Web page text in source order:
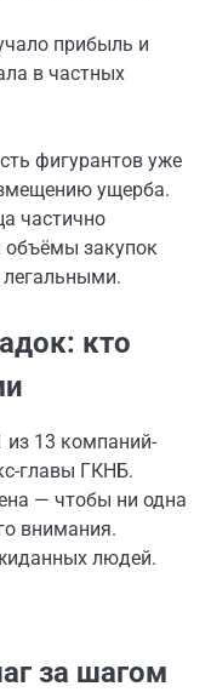
прибыль и
в частных
фигурантов уже
ущерба.
частично
объёмы закупок
легальными.
кто
из 13 компаний-
главы ГКНБ.
— чтобы ни одна
внимания.
людей.
за шагом